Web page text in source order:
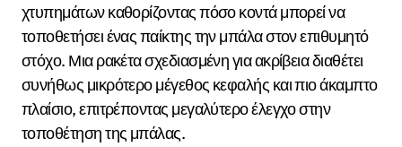
χτυπημάτων καθορίζοντας πόσο κοντά μπορεί να
τοποθετήσει ένας παίκτης την μπάλα στον επιθυμητό
στόχο. Μια ρακέτα σχεδιασμένη για ακρίβεια διαθέτει
συνήθως μικρότερο μέγεθος κεφαλής και πιο άκαμπτο
πλαίσιο, επιτρέποντας μεγαλύτερο έλεγχο στην
τοποθέτηση της μπάλας.